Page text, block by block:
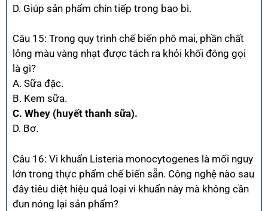
D. Giúp sản phẩm chín tiếp trong bao bì.
Câu 15: Trong quy trình chế biến phô mai, phần chất
lỏng màu vàng nhạt được tách ra khỏi khối đông gọi
là gì?
A. Sữa đặc.
B. Kem sữa.
C. Whey (huyết thanh sữa).
D. Bơ.
Câu 16: Vi khuẩn Listeria monocytogenes là mối nguy
lớn trong thực phẩm chế biến sẵn. Công nghệ nào sau
đây tiêu diệt hiệu quả loại vi khuẩn này mà không cần
đun nóng lại sản phẩm?